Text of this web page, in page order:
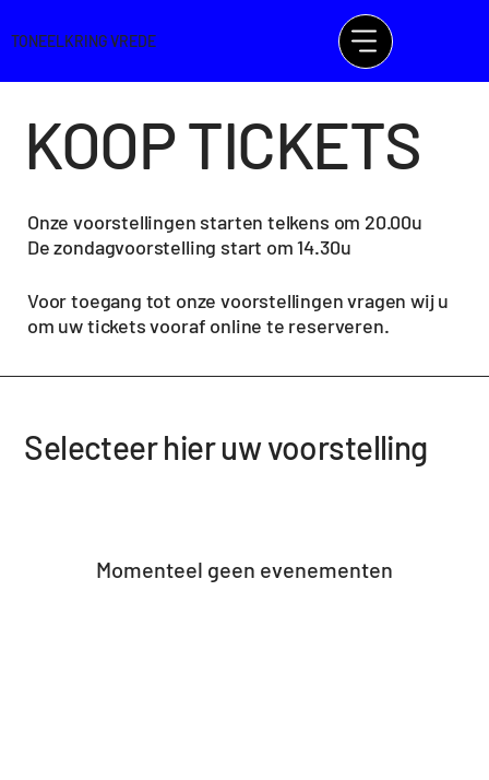
TONEELKRING VREDE
KOOP TICKETS
Onze voorstellingen starten telkens om 20.00u
De zondagvoorstelling start om 14.30u
Voor toegang tot onze voorstellingen vragen wij u
om uw tickets vooraf online te reserveren.
Selecteer hier uw voorstelling
Momenteel geen evenementen